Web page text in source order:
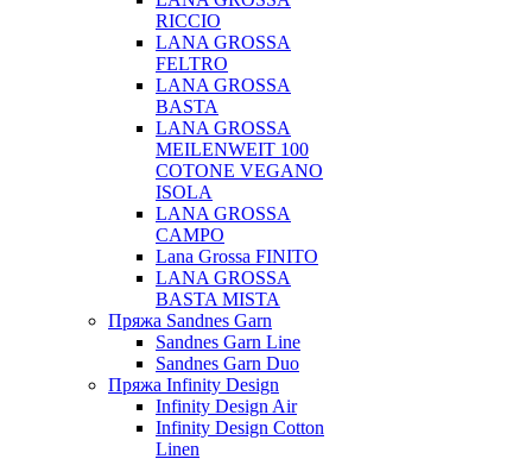
RICCIO
LANA GROSSA
FELTRO
LANA GROSSA
BASTA
LANA GROSSA
MEILENWEIT 100
COTONE VEGANO
ISOLA
LANA GROSSA
CAMPO
Lana Grossa FINITO
LANA GROSSA
BASTA MISTA
Пряжа Sandnes Garn
Sandnes Garn Line
Sandnes Garn Duo
Пряжа Infinity Design
Infinity Design Air
Infinity Design Cotton
Linen